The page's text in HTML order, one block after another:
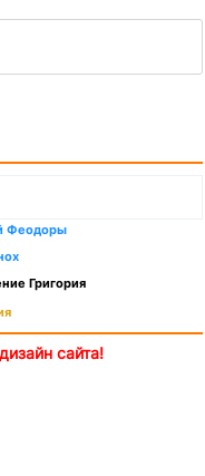
Феодоры
Григория
сайта!